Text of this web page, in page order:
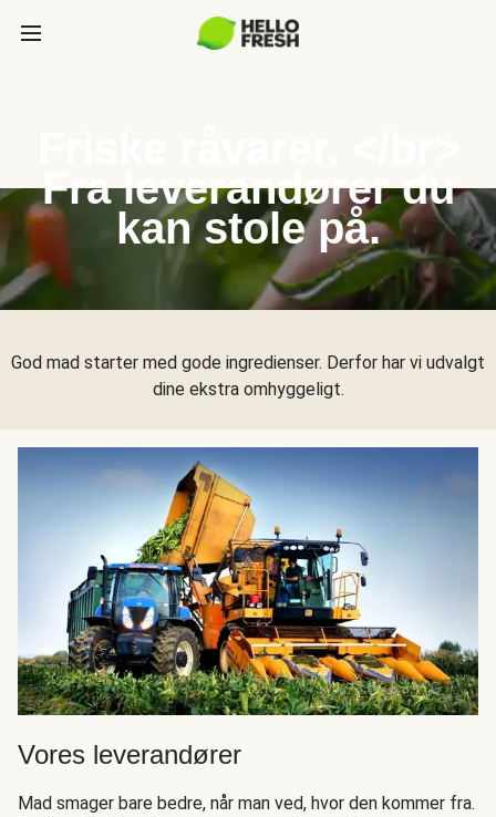
Fra leverandører du
kan stole på.
God mad starter med gode ingredienser. Derfor har vi udvalgt
dine ekstra omhyggeligt.
Vores leverandører
Mad smager bare bedre, når man ved, hvor den kommer fra.